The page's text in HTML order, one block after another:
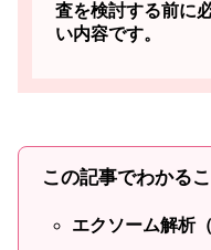
査を検討する前に
い内容です。
この記事でわかる
エクソーム解析